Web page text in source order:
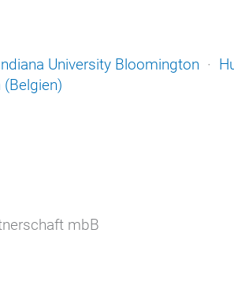
University Bloomington ·
(Belgien)
mbB